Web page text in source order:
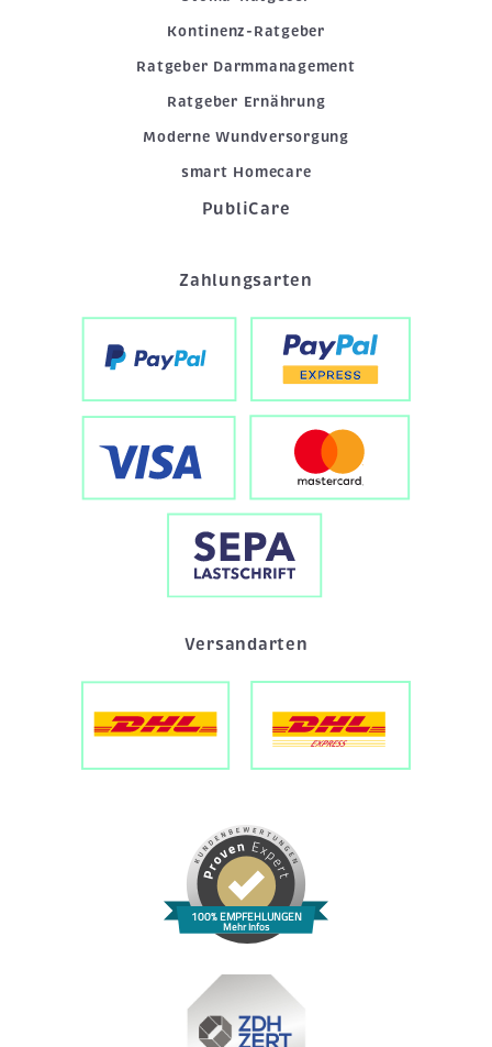
Kontinenz-Ratgeber
Ratgeber Darmmanagement
Ratgeber Ernährung
Moderne Wundversorgung
smart Homecare
PubliCare
Zahlungsarten
Versandarten
100% EMPFEHLUNGEN
Mehr Infos